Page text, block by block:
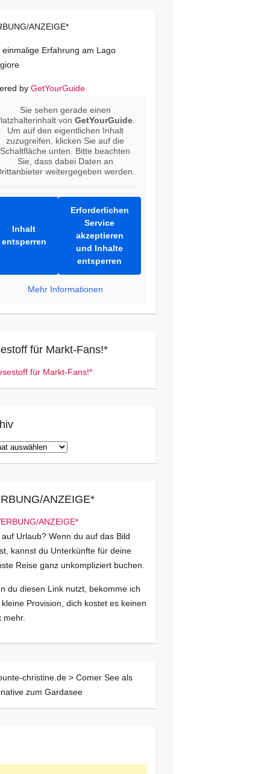
ANZEIGE*
einmalige Erfahrung am Lago
by GetYourGuide
Sie sehen gerade einen
vonGetYourGuide
Um auf den eigentlichen Inhalt
zuzugreifen, klicken Sie auf die
Schaltfläche unten. Bitte beachten
Sie, dass dabei Daten an
weitergegeben werden.
Inhalt
entsperren
Erforderlichen
Service
akzeptieren
und Inhalte
entsperren
Mehr Informationen
für Markt-Fans!*
ANZEIGE*
auf Urlaub? Wenn du auf das Bild
kannst du Unterkünfte für deine
Reise ganz unkompliziert buchen.
du diesen Link nutzt, bekomme ich
Provision, dich kostet es keinen
mehr.
christine.de > Comer See als
zum Gardasee